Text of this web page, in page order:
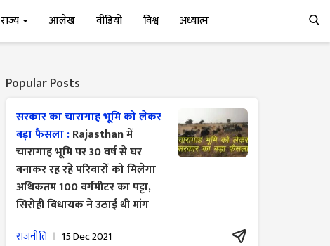
राज्य आलेख वीडियो विश्व अध्यात्म
Popular Posts
सरकार का चारागाह भूमि को लेकर
बड़ा फैसला :Rajasthan में
चारागाह भूमि पर 30 वर्ष से घर
बनाकर रह रहे परिवारों को मिलेगा
अधिकतम 100 वर्गमीटर का पट्टा,
सिरोही विधायक ने उठाई थी मांग
राजनीति 15 Dec 2021